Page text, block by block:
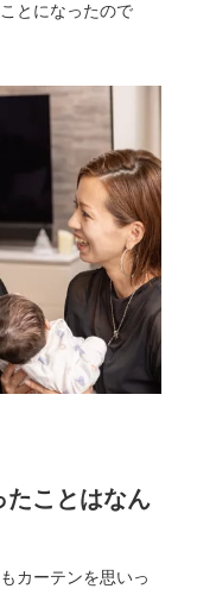
とになったので
たことはなん
カーテンを思いっ